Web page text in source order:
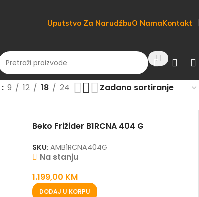
Uputstvo Za NarudžbuO NamaKontakt
9 12 18 24
Beko Frižider B1RCNA 404 G
SKU: AMB1RCNA404G
Na stanju
1.199,00 KM
DODAJ U KORPU